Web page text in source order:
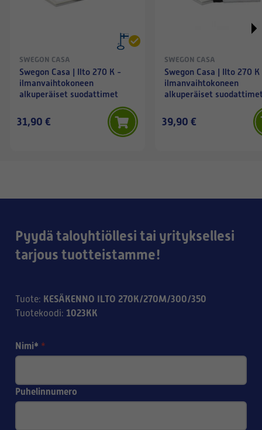
SWEGON CASA
Swegon Casa | Ilto 270 K -
ilmanvaihtokoneen
alkuperäiset suodattimet
31,90 €
SWEGON CASA
Swegon Casa | Ilto 270
ilmanvaihtokoneen
alkuperäiset
palonestokäsitelty
karkeasuodatin
39,90 €
Pyydä taloyhtiöllesi tai yrityksellesi
tarjous tuotteistamme!
Tuote: KESÄKENNO ILTO 270K/270M/300/350
Tuotekoodi: 1023KK
Nimi* *
Puhelinnumero